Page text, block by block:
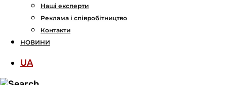
Наші експерти
Реклама і співробітництво
Контакти
НОВИНИ
UA